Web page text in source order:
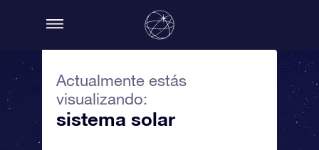
Actualmente estás
visualizando:
sistema solar